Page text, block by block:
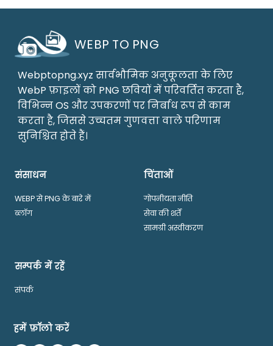
WEBP TO PNG
Webptopng.xyz सार्वभौमिक अनुकूलता के लिए
WebP फ़ाइलों को PNG छवियों में परिवर्तित करता है,
विभिन्न OS और उपकरणों पर निर्बाध रूप से काम
करता है, जिससे उच्चतम गुणवत्ता वाले परिणाम
सुनिश्चित होते हैं।
संसाधन
WEBP से PNG के बारे में
ब्लॉग
चिंताओं
गोपनीयता नीति
सेवा की शर्तें
सामग्री अस्वीकरण
सम्पर्क में रहें
संपर्क
हमें फ़ॉलो करें